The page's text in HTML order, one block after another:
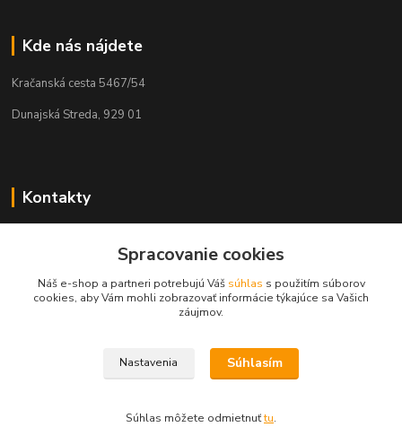
Kde nás nájdete
Kračanská cesta 5467/54
Dunajská Streda, 929 01
Kontakty
+421 908 775 701
info@kantorstav.sk
Spracovanie cookies
Náš e-shop a partneri potrebujú Váš súhlas s použitím súborov
cookies, aby Vám mohli zobrazovať informácie týkajúce sa Vašich
záujmov.
Nastavenia Súhlasím
Súhlas môžete odmietnuťtu.